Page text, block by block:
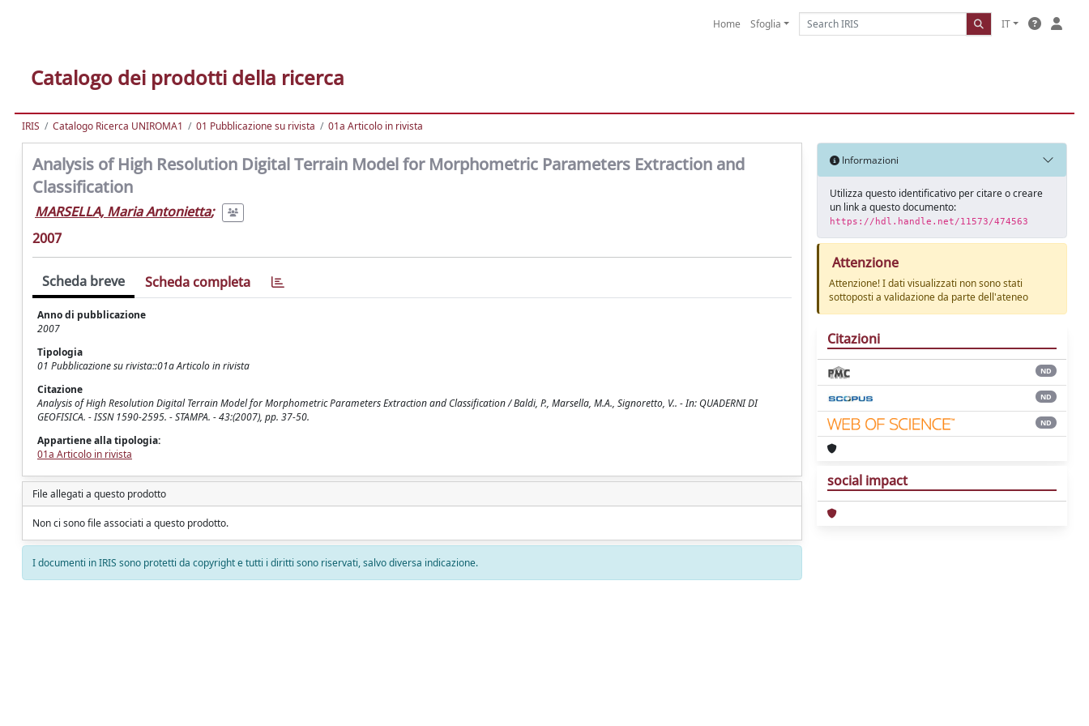
Home Sfoglia IT
Catalogo dei prodotti della ricerca
IRIS Catalogo Ricerca UNIROMA1 01 Pubblicazione su rivista 01a Articolo in rivista
Analysis of High Resolution Digital Terrain Model for Morphometric Parameters Extraction and
Classification
MARSELLA, Maria Antonietta;
2007
Scheda breve Scheda completa
Anno di pubblicazione
2007
Tipologia
01 Pubblicazione su rivista::01a Articolo in rivista
Citazione
Analysis of High Resolution Digital Terrain Model for Morphometric Parameters Extraction and Classification / Baldi, P., Marsella, M.A., Signoretto, V.. - In: QUADERNI DI
GEOFISICA. - ISSN 1590-2595. - STAMPA. - 43:(2007), pp. 37-50.
Appartiene alla tipologia:
01a Articolo in rivista
File allegati a questo prodotto
Non ci sono file associati a questo prodotto.
I documenti in IRIS sono protetti da copyright e tutti i diritti sono riservati, salvo diversa indicazione.
Informazioni
Utilizza questo identificativo per citare o creare
un link a questo documento:
https://hdl.handle.net/11573/474563
Attenzione
Attenzione! I dati visualizzati non sono stati
sottoposti a validazione da parte dell'ateneo
Citazioni
ND
ND
ND
social impact